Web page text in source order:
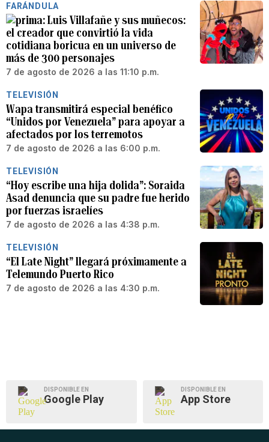
FARÁNDULA
Luis Villafañe y sus muñecos:
el creador que convirtió la vida
cotidiana boricua en un universo de
más de 300 personajes
7 de agosto de 2026 a las 11:10 p.m.
TELEVISIÓN
Wapa transmitirá especial benéfico
“Unidos por Venezuela” para apoyar a
afectados por los terremotos
7 de agosto de 2026 a las 6:00 p.m.
TELEVISIÓN
“Hoy escribe una hija dolida”: Soraida
Asad denuncia que su padre fue herido
por fuerzas israelíes
7 de agosto de 2026 a las 4:38 p.m.
TELEVISIÓN
“El Late Night” llegará próximamente a
Telemundo Puerto Rico
7 de agosto de 2026 a las 4:30 p.m.
DISPONIBLE EN
Google Play
DISPONIBLE EN
App Store